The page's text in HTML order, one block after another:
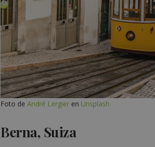
Foto de André Lergier en Unsplash
Berna, Suiza